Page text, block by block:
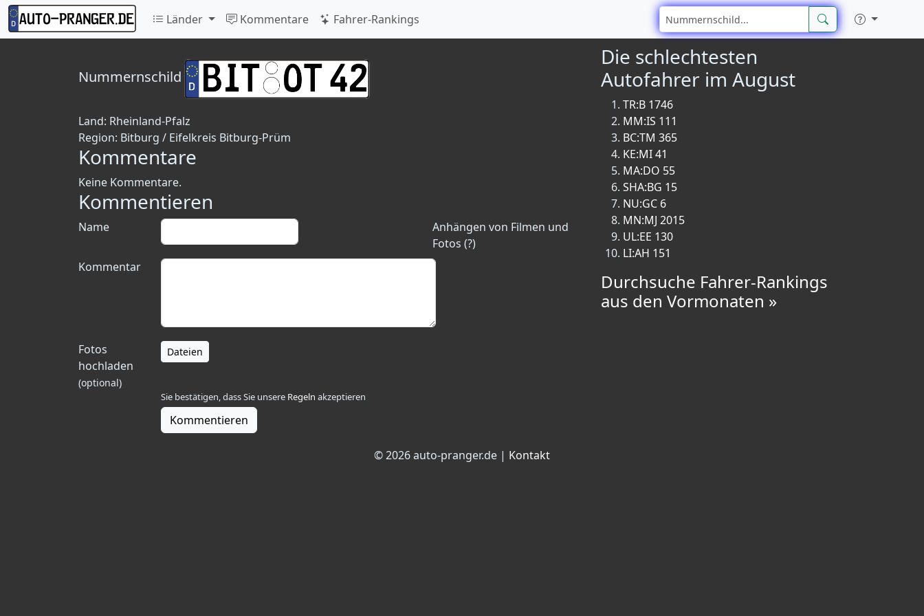
Länder Kommentare Fahrer-Rankings
Nummernschild
Land: Rheinland-Pfalz
Region: Bitburg / Eifelkreis Bitburg-Prüm
Kommentare
Keine Kommentare.
Kommentieren
Anhängen von Filmen und
Fotos (?)
Name
Kommentar
Fotos
hochladen
(optional)
Dateien
Sie bestätigen, dass Sie unsere Regeln akzeptieren
Kommentieren
Die schlechtesten
Autofahrer im August
TR:B 1746
MM:IS 111
BC:TM 365
KE:MI 41
MA:DO 55
SHA:BG 15
NU:GC 6
MN:MJ 2015
UL:EE 130
LI:AH 151
Durchsuche Fahrer-Rankings
aus den Vormonaten »
© 2026 auto-pranger.de | Kontakt